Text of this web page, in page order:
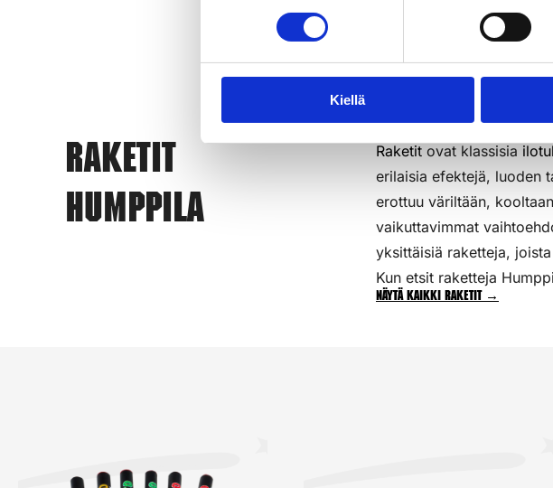
Kiellä
Raketit
Humppila
Raketit ovat klassisia
erilaisia efektejä, luoden
erottuu väriltään,
vaikuttavimmat
yksittäisiä raketteja,
Kun etsit raketteja
Näytä kaikki raketit →